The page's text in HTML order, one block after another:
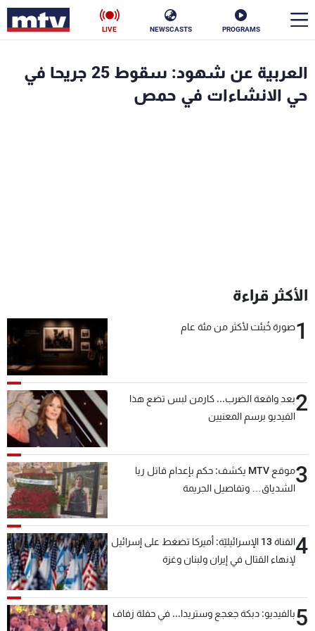
PROGRAMS
NEWSCASTS
LIVE
العربية عن شهود: سقوط 25 جريحا في
حي الانشاءات في حمص
الأكثر قراءة
1صورة خُبئت لأكثر من مئة عام
2بعد واقعة الضرب... كارمن لبس تضع هذا
الفيديو برسم المعنيين
3
موقع MTV يكشف: حكم بإعدام قاتل ريا
الشدياق… وتفاصيل الجريمة
4
القناة 13 الإسرائيليّة: أميركا تضغط على إسرائيل
لإنهاء القتال في إيران ولبنان وغزة
5بالفيديو: دبكة جعجع وستريدا... في حفلة زفاف
الأخبار
البرامج
شاهد البرامج
عن MTV
الإنـتـاج
لاعلاناتكم
وظائف
شروط الإسـتخدام
سياسة الخصوصية